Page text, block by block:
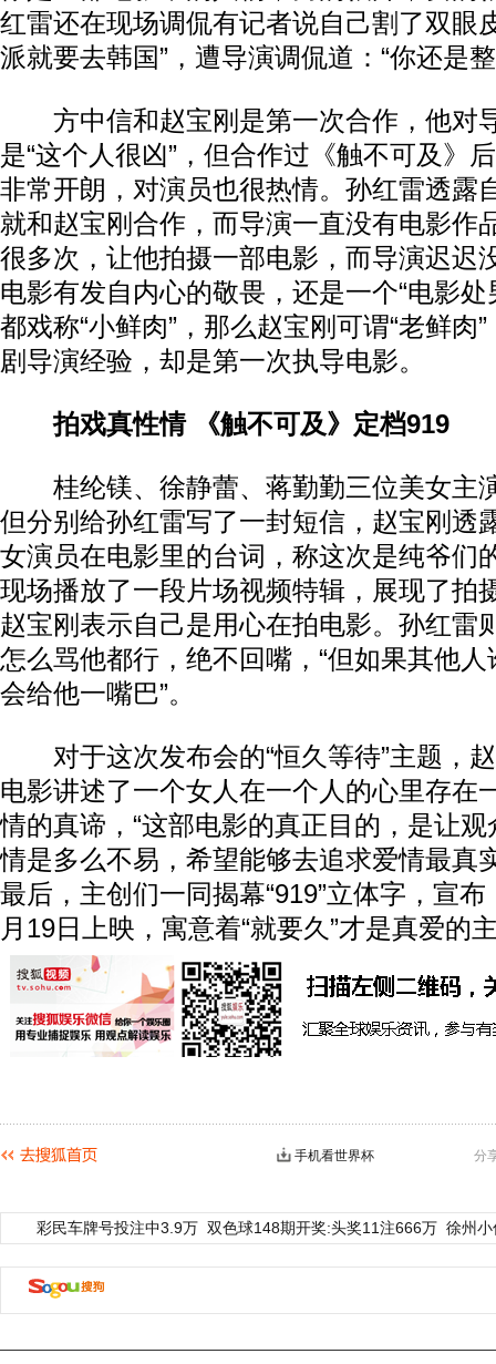
红雷还在现场调侃有记者说自己割了双眼
派就要去韩国”，遭导演调侃道：“你还是
方中信和赵宝刚是第一次合作，他对
是“这个人很凶”，但合作过《触不可及》
非常开朗，对演员也很热情。孙红雷透露
就和赵宝刚合作，而导演一直没有电影作
很多次，让他拍摄一部电影，而导演迟迟
电影有发自内心的敬畏，还是一个“电影处
都戏称“小鲜肉”，那么赵宝刚可谓“老鲜肉
剧导演经验，却是第一次执导电影。
拍戏真性情 《触不可及》定档919
桂纶镁、徐静蕾、蒋勤勤三位美女主
但分别给孙红雷写了一封短信，赵宝刚透
女演员在电影里的台词，称这次是纯爷们
现场播放了一段片场视频特辑，展现了拍
赵宝刚表示自己是用心在拍电影。孙红雷
怎么骂他都行，绝不回嘴，“但如果其他
会给他一嘴巴”。
对于这次发布会的“恒久等待”主题，
电影讲述了一个女人在一个人的心里存在
情的真谛，“这部电影的真正目的，是让
情是多么不易，希望能够去追求爱情最真
最后，主创们一同揭幕“919”立体字，宣
月19日上映，寓意着“就要久”才是真爱的
分
手机看世界杯
彩民车牌号投注中3.9万 双色球148期开奖:头奖11注666万 徐州